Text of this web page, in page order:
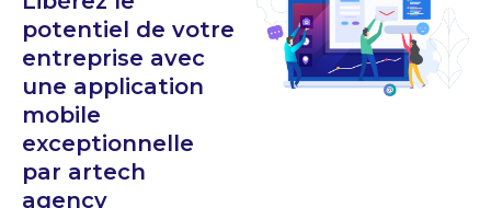
potentiel de votre
entreprise avec
une application
mobile
exceptionnelle
par artech
agency